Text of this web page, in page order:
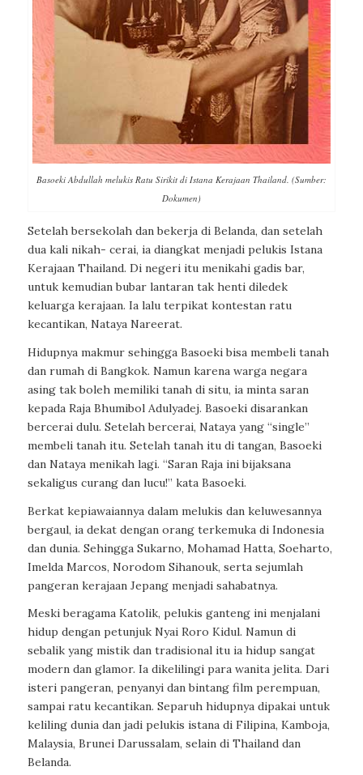
Basoeki Abdullah melukis Ratu Sirikit di Istana Kerajaan Thailand. (Sumber:
Dokumen)
Setelah bersekolah dan bekerja di Belanda, dan setelah
dua kali nikah- cerai, ia diangkat menjadi pelukis Istana
Kerajaan Thailand. Di negeri itu menikahi gadis bar,
untuk kemudian bubar lantaran tak henti diledek
keluarga kerajaan. Ia lalu terpikat kontestan ratu
kecantikan, Nataya Nareerat.
Hidupnya makmur sehingga Basoeki bisa membeli tanah
dan rumah di Bangkok. Namun karena warga negara
asing tak boleh memiliki tanah di situ, ia minta saran
kepada Raja Bhumibol Adulyadej. Basoeki disarankan
bercerai dulu. Setelah bercerai, Nataya yang “single”
membeli tanah itu. Setelah tanah itu di tangan, Basoeki
dan Nataya menikah lagi. “Saran Raja ini bijaksana
sekaligus curang dan lucu!” kata Basoeki.
Berkat kepiawaiannya dalam melukis dan keluwesannya
bergaul, ia dekat dengan orang terkemuka di Indonesia
dan dunia. Sehingga Sukarno, Mohamad Hatta, Soeharto,
Imelda Marcos, Norodom Sihanouk, serta sejumlah
pangeran kerajaan Jepang menjadi sahabatnya.
Meski beragama Katolik, pelukis ganteng ini menjalani
hidup dengan petunjuk Nyai Roro Kidul. Namun di
sebalik yang mistik dan tradisional itu ia hidup sangat
modern dan glamor. Ia dikelilingi para wanita jelita. Dari
isteri pangeran, penyanyi dan bintang film perempuan,
sampai ratu kecantikan. Separuh hidupnya dipakai untuk
keliling dunia dan jadi pelukis istana di Filipina, Kamboja,
Malaysia, Brunei Darussalam, selain di Thailand dan
Belanda.